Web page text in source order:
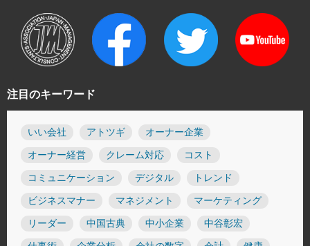
注目のキーワード
いい会社 アトツギ オーナー企業
オーナー経営 クレーム対応 コスト
コミュニケーション デジタル トレンド
ビジネスマナー マネジメント マーケティング
リーダー 中国古典 中小企業 中谷彰宏